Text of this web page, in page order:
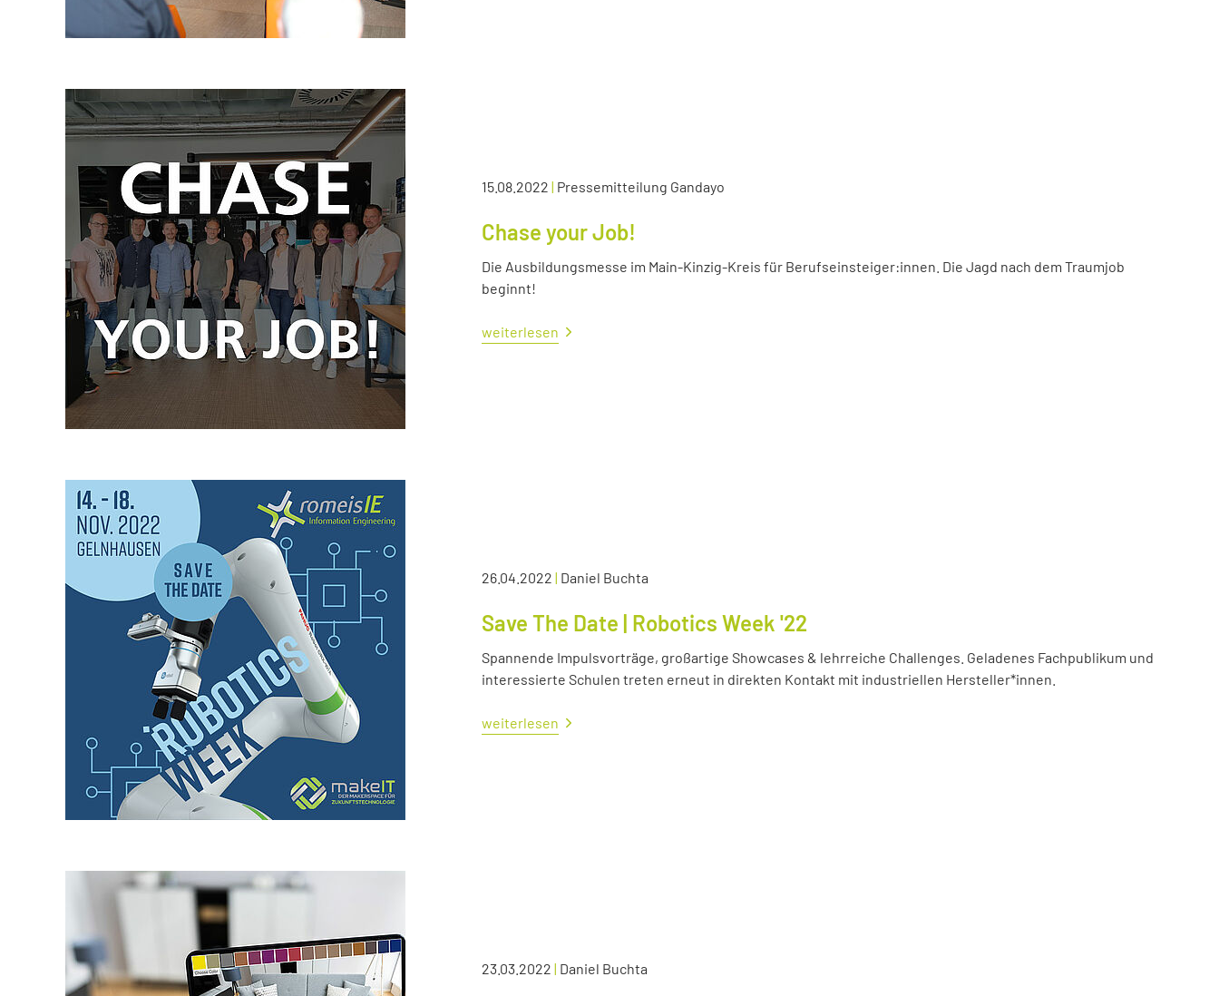
15.08.2022 | Pressemitteilung Gandayo
Chase your Job!
Die Ausbildungsmesse im Main-Kinzig-Kreis für Berufseinsteiger:innen. Die Jagd nach dem Traumjob
beginnt!
weiterlesen
26.04.2022 | Daniel Buchta
Save The Date | Robotics Week '22
Spannende Impulsvorträge, großartige Showcases & lehrreiche Challenges. Geladenes Fachpublikum und
interessierte Schulen treten erneut in direkten Kontakt mit industriellen Hersteller*innen.
weiterlesen
23.03.2022 | Daniel Buchta